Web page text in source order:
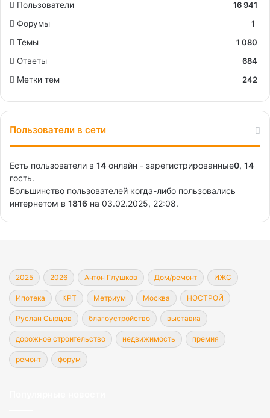
Пользователи
16 941
Форумы
1
Темы
1 080
Ответы
684
Метки тем
242
Пользователи в сети
Есть пользователи в 14 онлайн - зарегистрированные0, 14
гость.
Большинство пользователей когда-либо пользовались
интернетом в 1816 на 03.02.2025, 22:08.
2025 2026 Антон Глушков Дом/ремонт ИЖС
Ипотека КРТ Метриум Москва НОСТРОЙ
Руслан Сырцов благоустройство выставка
дорожное строительство недвижимость премия
ремонт форум